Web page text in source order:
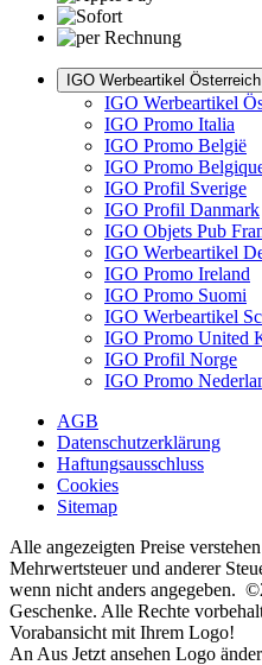
IGO Werbeartikel Österreich
IGO Werbeartikel
IGO Promo Italia
IGO Promo België
IGO Promo
IGO Profil Sverige
IGO Profil Danmark
IGO Objets Pub
IGO Werbeartikel
IGO Promo Ireland
IGO Promo Suomi
IGO Werbeartikel
IGO Promo United
IGO Profil Norge
IGO Promo
AGB
Datenschutzerklärung
Haftungsausschluss
Cookies
Sitemap
Alle angezeigten Preise
Mehrwertsteuer und anderer
wenn nicht anders angegeben.
Geschenke. Alle Rechte
Vorabansicht mit Ihrem Logo!
An Aus Jetzt ansehen Logo